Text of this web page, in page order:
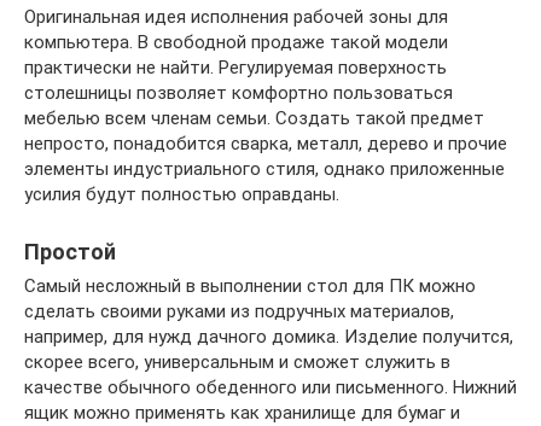
Оригинальная идея исполнения рабочей зоны для
компьютера. В свободной продаже такой модели
практически не найти. Регулируемая поверхность
столешницы позволяет комфортно пользоваться
мебелью всем членам семьи. Создать такой предмет
непросто, понадобится сварка, металл, дерево и прочие
элементы индустриального стиля, однако приложенные
усилия будут полностью оправданы.
Простой
Самый несложный в выполнении стол для ПК можно
сделать своими руками из подручных материалов,
например, для нужд дачного домика. Изделие получится,
скорее всего, универсальным и сможет служить в
качестве обычного обеденного или письменного. Нижний
ящик можно применять как хранилище для бумаг и